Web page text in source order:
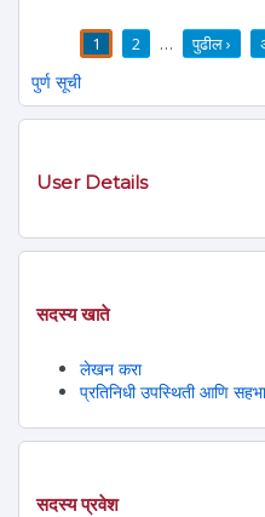
1 2 … पुढील ›
पुर्ण सूची
User Details
सदस्य खाते
लेखन करा
प्रतिनिधी उपस्थिती आणि
सदस्य प्रवेश